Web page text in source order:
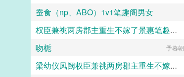
蚕食（np、ABO）1v1笔趣阁男女
兔坠七（名字倒写版）
权臣兼祧两房郡主重生不嫁了景惠笔趣阁免费阅读
长夜风过
吻栀 予暮朝
梁幼仪凤阙权臣兼祧两房郡主重生不嫁了大结局+(番外)